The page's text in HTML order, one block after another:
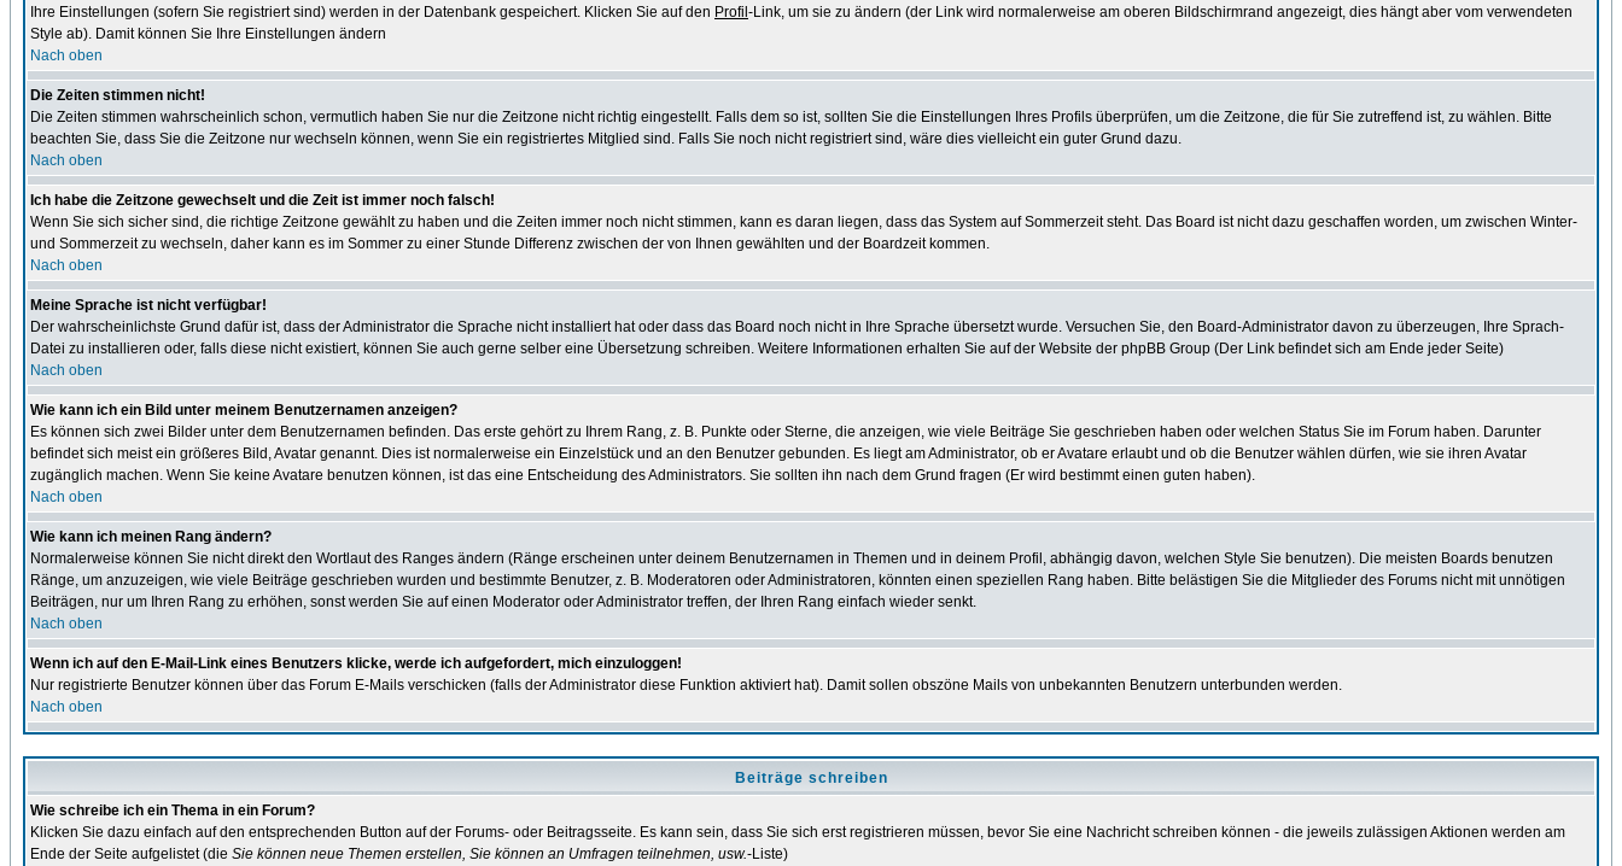
Ihre Einstellungen (sofern Sie registriert sind) werden in der Datenbank gespeichert. Klicken Sie auf den Profil -Link, um sie zu ändern (der Link wird normalerweise am oberen Bildschirmrand angezeigt, dies hängt aber vom verwendeten
Style ab). Damit können Sie Ihre Einstellungen ändern
Nach oben
Die Zeiten stimmen nicht!
Die Zeiten stimmen wahrscheinlich schon, vermutlich haben Sie nur die Zeitzone nicht richtig eingestellt. Falls dem so ist, sollten Sie die Einstellungen Ihres Profils überprüfen, um die Zeitzone, die für Sie zutreffend ist, zu wählen. Bitte
beachten Sie, dass Sie die Zeitzone nur wechseln können, wenn Sie ein registriertes Mitglied sind. Falls Sie noch nicht registriert sind, wäre dies vielleicht ein guter Grund dazu.
Nach oben
Ich habe die Zeitzone gewechselt und die Zeit ist immer noch falsch!
Wenn Sie sich sicher sind, die richtige Zeitzone gewählt zu haben und die Zeiten immer noch nicht stimmen, kann es daran liegen, dass das System auf Sommerzeit steht. Das Board ist nicht dazu geschaffen worden, um zwischen Winter-
und Sommerzeit zu wechseln, daher kann es im Sommer zu einer Stunde Differenz zwischen der von Ihnen gewählten und der Boardzeit kommen.
Nach oben
Meine Sprache ist nicht verfügbar!
Der wahrscheinlichste Grund dafür ist, dass der Administrator die Sprache nicht installiert hat oder dass das Board noch nicht in Ihre Sprache übersetzt wurde. Versuchen Sie, den Board-Administrator davon zu überzeugen, Ihre Sprach-
Datei zu installieren oder, falls diese nicht existiert, können Sie auch gerne selber eine Übersetzung schreiben. Weitere Informationen erhalten Sie auf der Website der phpBB Group (Der Link befindet sich am Ende jeder Seite)
Nach oben
Wie kann ich ein Bild unter meinem Benutzernamen anzeigen?
Es können sich zwei Bilder unter dem Benutzernamen befinden. Das erste gehört zu Ihrem Rang, z. B. Punkte oder Sterne, die anzeigen, wie viele Beiträge Sie geschrieben haben oder welchen Status Sie im Forum haben. Darunter
befindet sich meist ein größeres Bild, Avatar genannt. Dies ist normalerweise ein Einzelstück und an den Benutzer gebunden. Es liegt am Administrator, ob er Avatare erlaubt und ob die Benutzer wählen dürfen, wie sie ihren Avatar
zugänglich machen. Wenn Sie keine Avatare benutzen können, ist das eine Entscheidung des Administrators. Sie sollten ihn nach dem Grund fragen (Er wird bestimmt einen guten haben).
Nach oben
Wie kann ich meinen Rang ändern?
Normalerweise können Sie nicht direkt den Wortlaut des Ranges ändern (Ränge erscheinen unter deinem Benutzernamen in Themen und in deinem Profil, abhängig davon, welchen Style Sie benutzen). Die meisten Boards benutzen
Ränge, um anzuzeigen, wie viele Beiträge geschrieben wurden und bestimmte Benutzer, z. B. Moderatoren oder Administratoren, könnten einen speziellen Rang haben. Bitte belästigen Sie die Mitglieder des Forums nicht mit unnötigen
Beiträgen, nur um Ihren Rang zu erhöhen, sonst werden Sie auf einen Moderator oder Administrator treffen, der Ihren Rang einfach wieder senkt.
Nach oben
Wenn ich auf den E-Mail-Link eines Benutzers klicke, werde ich aufgefordert, mich einzuloggen!
Nur registrierte Benutzer können über das Forum E-Mails verschicken (falls der Administrator diese Funktion aktiviert hat). Damit sollen obszöne Mails von unbekannten Benutzern unterbunden werden.
Nach oben
Beiträge schreiben
Wie schreibe ich ein Thema in ein Forum?
Klicken Sie dazu einfach auf den entsprechenden Button auf der Forums- oder Beitragsseite. Es kann sein, dass Sie sich erst registrieren müssen, bevor Sie eine Nachricht schreiben können - die jeweils zulässigen Aktionen werden am
Ende der Seite aufgelistet (die Sie können neue Themen erstellen, Sie können an Umfragen teilnehmen, usw.-Liste)